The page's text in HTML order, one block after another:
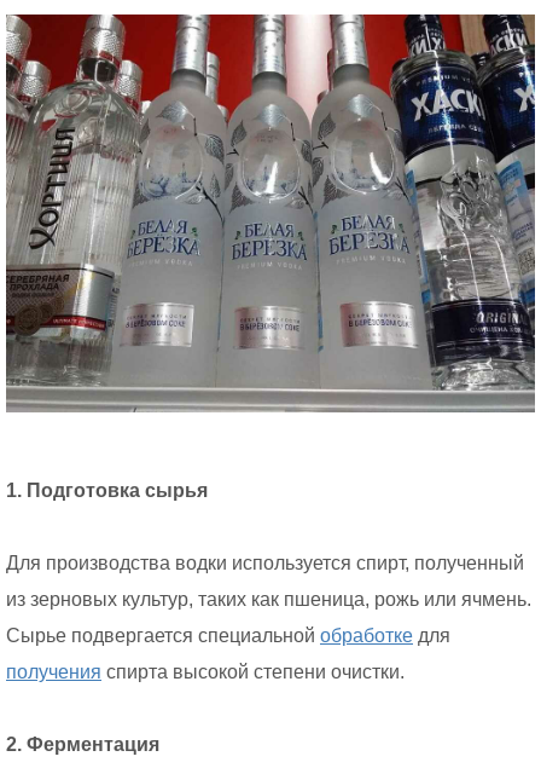
1. Подготовка сырья
Для производства водки используется спирт, полученный
из зерновых культур, таких как пшеница, рожь или ячмень.
Сырье подвергается специальной обработке для
получения спирта высокой степени очистки.
2. Ферментация